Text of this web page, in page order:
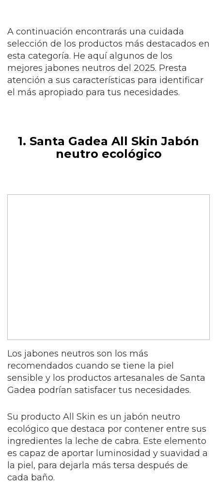
A continuación encontrarás una cuidada
selección de los productos más destacados en
esta categoría. He aquí algunos de los
mejores jabones neutros del 2025. Presta
atención a sus características para identificar
el más apropiado para tus necesidades.
1. Santa Gadea All Skin Jabón
neutro ecológico
Los jabones neutros son los más
recomendados cuando se tiene la piel
sensible y los productos artesanales de Santa
Gadea podrían satisfacer tus necesidades.
Su producto All Skin es un jabón neutro
ecológico que destaca por contener entre sus
ingredientes la leche de cabra. Este elemento
es capaz de aportar luminosidad y suavidad a
la piel, para dejarla más tersa después de
cada baño.